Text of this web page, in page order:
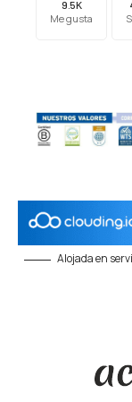
9.5K
Me gusta
Alojada en